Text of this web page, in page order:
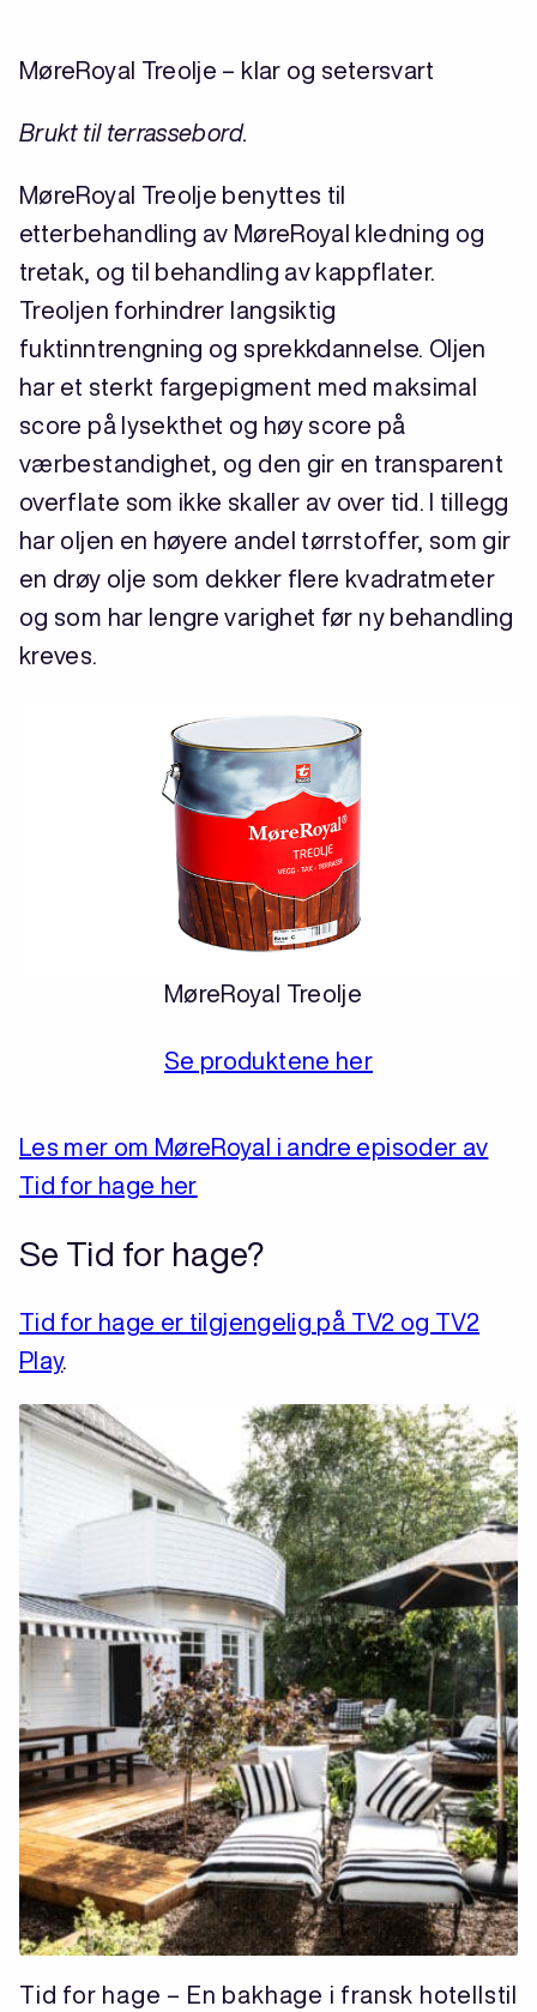
MøreRoyal Treolje – klar og setersvart
Brukt til terrassebord.
MøreRoyal Treolje benyttes til
etterbehandling av MøreRoyal kledning og
tretak, og til behandling av kappflater.
Treoljen forhindrer langsiktig
fuktinntrengning og sprekkdannelse. Oljen
har et sterkt fargepigment med maksimal
score på lysekthet og høy score på
værbestandighet, og den gir en transparent
overflate som ikke skaller av over tid. I tillegg
har oljen en høyere andel tørrstoffer, som gir
en drøy olje som dekker flere kvadratmeter
og som har lengre varighet før ny behandling
kreves.
MøreRoyal Treolje
Se produktene her
Les mer om MøreRoyal i andre episoder av
Tid for hage her
Se Tid for hage?
Tid for hage er tilgjengelig på TV2 og TV2
Play.
Tid for hage – En bakhage i fransk hotellstil